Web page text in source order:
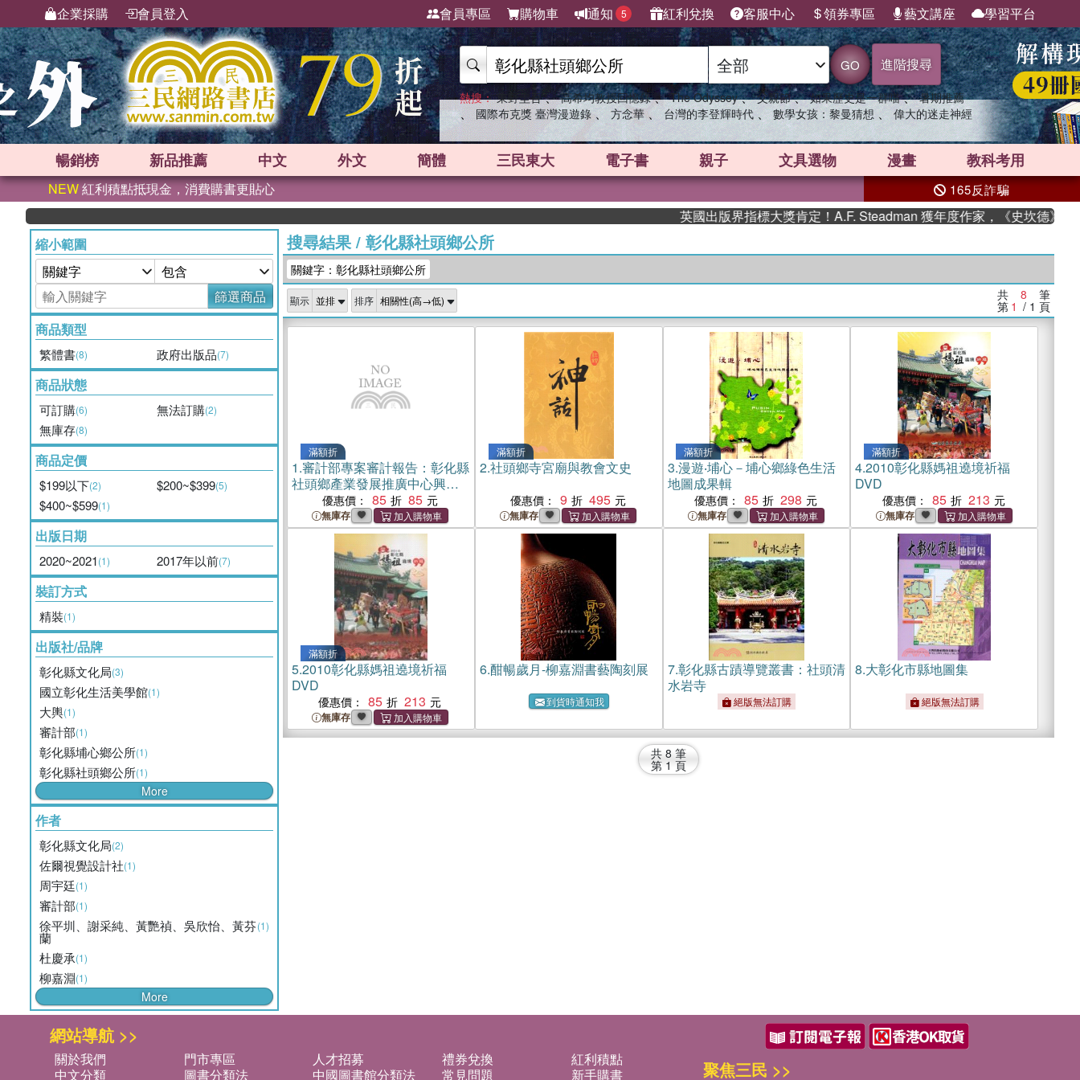
企業採購 會員登入 會員專區 購物車 通知 5 紅利兌換 客服中心 領券專區 藝文講座 學習平台
GO 進階搜尋
熱搜： 東野圭吾 、 高希均教授回憶錄 、 The Odyssey 、 父親節 、 如果歷史是一群喵 、 暑期推薦
、 國際布克獎 臺灣漫遊錄 、 方念華 、 台灣的李登輝時代 、 數學女孩：黎曼猜想 、 偉大的迷走神經
暢銷榜 新品推薦 中文 外文 簡體 三民東大 電子書 親子 文具選物 漫畫 教科考用
NEW紅利積點抵現金，消費購書更貼心 165反詐騙
英國出版界指標大獎肯定！A.F. Steadman 獲年度作家，《史坎德》系列
縮小範圍
篩選商品
商品類型
繁體書(8) 政府出版品(7)
商品狀態
可訂購(6) 無法訂購(2)
無庫存(8)
商品定價
$199以下(2) $200~$399(5)
$400~$599(1)
出版日期
2020~2021(1) 2017年以前(7)
裝訂方式
精裝(1)
出版社/品牌
彰化縣文化局(3)
國立彰化生活美學館(1)
大輿(1)
審計部(1)
彰化縣埔心鄉公所(1)
彰化縣社頭鄉公所(1)
More
作者
彰化縣文化局(2)
佐爾視覺設計社(1)
周宇廷(1)
審計部(1)
徐平圳、謝采純、黃艷禎、吳欣怡、黃芬
蘭
(1)
杜慶承(1)
柳嘉淵(1)
More
搜尋結果/ 彰化縣社頭鄉公所
關鍵字：彰化縣社頭鄉公所
顯示 排序 共 8 筆
第 1 / 1 頁
滿額折
1.審計部專案審計報告：彰化縣
社頭鄉產業發展推廣中心興建
及使用管理情形
優惠價： 85 85
無庫存
滿額折
2.社頭鄉寺宮廟與教會文史
優惠價： 9 495
無庫存
滿額折
3.漫遊‧埔心－埔心鄉綠色生活
地圖成果輯
優惠價： 85 298
無庫存
滿額折
4.2010彰化縣媽祖遶境祈福
DVD
優惠價： 85 213
無庫存
滿額折
5.2010彰化縣媽祖遶境祈福
DVD
優惠價： 85 213
無庫存
6.酣暢歲月-柳嘉淵書藝陶刻展
到貨時通知我
7.彰化縣古蹟導覽叢書：社頭清
水岩寺
絕版無法訂購
8.大彰化市縣地圖集
絕版無法訂購
共 8 筆
第 1 頁
網站導航 >>
關於我們 門市專區 人才招募 禮券兌換
紅利積點
中文分類
圖書分類法 中國圖書館分類法 常見問題 新手購書 聚焦三民 >>